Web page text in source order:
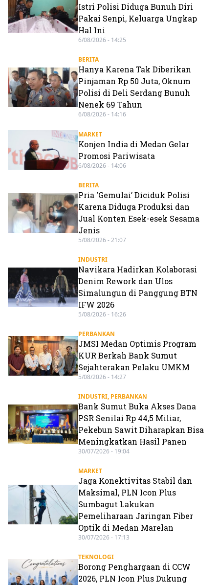
Istri Polisi Diduga Bunuh Diri
Pakai Senpi, Keluarga Ungkap
Hal Ini
6/08/2026 - 14:25
BERITA
Hanya Karena Tak Diberikan
Pinjaman Rp 50 Juta, Oknum
Polisi di Deli Serdang Bunuh
Nenek 69 Tahun
6/08/2026 - 14:16
MARKET
Konjen India di Medan Gelar
Promosi Pariwisata
6/08/2026 - 14:06
BERITA
Pria ‘Gemulai’ Diciduk Polisi
Karena Diduga Produksi dan
Jual Konten Esek-esek Sesama
Jenis
5/08/2026 - 21:07
INDUSTRI
Navikara Hadirkan Kolaborasi
Denim Rework dan Ulos
Simalungun di Panggung BTN
IFW 2026
5/08/2026 - 16:26
PERBANKAN
JMSI Medan Optimis Program
KUR Berkah Bank Sumut
Sejahterakan Pelaku UMKM
5/08/2026 - 14:27
INDUSTRI, PERBANKAN
Bank Sumut Buka Akses Dana
PSR Senilai Rp 44,5 Miliar,
Pekebun Sawit Diharapkan Bisa
Meningkatkan Hasil Panen
30/07/2026 - 19:04
MARKET
Jaga Konektivitas Stabil dan
Maksimal, PLN Icon Plus
Sumbagut Lakukan
Pemeliharaan Jaringan Fiber
Optik di Medan Marelan
30/07/2026 - 17:13
TEKNOLOGI
Borong Penghargaan di CCW
2026, PLN Icon Plus Dukung